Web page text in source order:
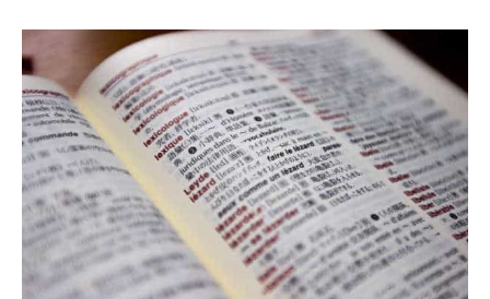
Agenda licencié.e.s
Espace licencié-e-s